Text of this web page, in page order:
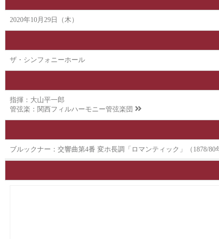
2020年10月29日（木）
ザ・シンフォニーホール
指揮：大山平一郎
管弦楽： 関西フィルハーモニー管弦楽団
ブルックナー：交響曲第4番 変ホ長調「ロマンティック」（1878/